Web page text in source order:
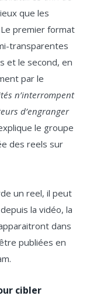
que les
premier format
transparentes
et le second, en
par le
n’interrompent
d’engranger
le groupe
des reels sur
un reel, il peut
la vidéo, la
dans
publiées en
cibler